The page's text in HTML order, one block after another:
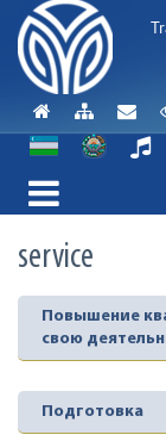
service
Повышение
свою
Подготовка